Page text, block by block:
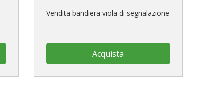
Vendita bandiera viola di segnalazione
Acquista